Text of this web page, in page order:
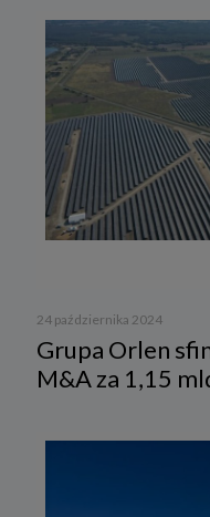
24 października 2024
Grupa Orlen
M&A za 1,15